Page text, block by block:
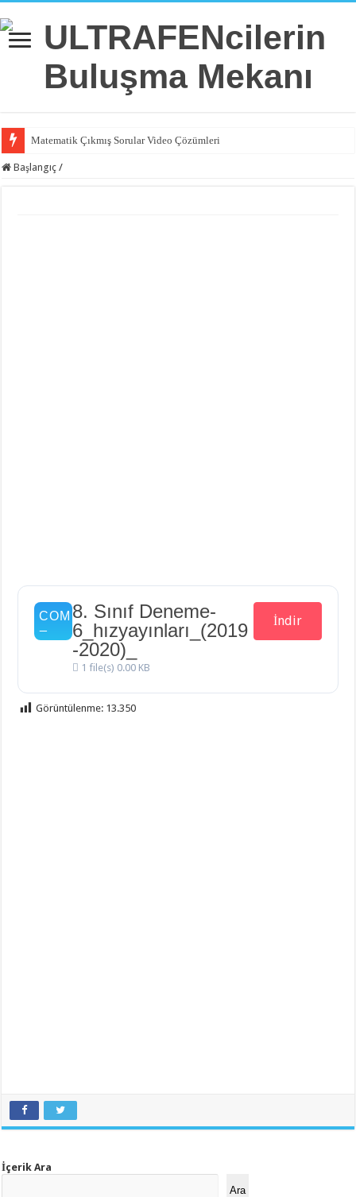
Matematik Çıkmış Sorular Video Çözümleri
Başlangıç /
8. Sınıf Deneme-
6_hızyayınları_(2019
-2020)_
1 file(s) 0.00 KB
İndir
Görüntülenme: 13.350
İçerik Ara
Ara